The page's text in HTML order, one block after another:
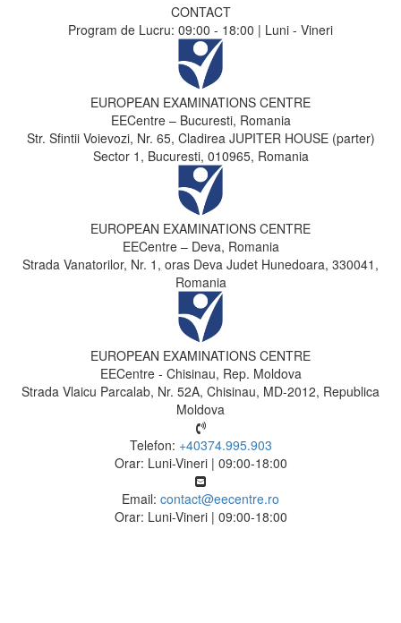
CONTACT
Program de Lucru: 09:00 - 18:00 | Luni - Vineri
EUROPEAN EXAMINATIONS CENTRE
EECentre – Bucuresti, Romania
Str. Sfintii Voievozi, Nr. 65, Cladirea JUPITER HOUSE (parter)
Sector 1, Bucuresti, 010965, Romania
EUROPEAN EXAMINATIONS CENTRE
EECentre – Deva, Romania
Strada Vanatorilor, Nr. 1, oras Deva Judet Hunedoara, 330041,
Romania
EUROPEAN EXAMINATIONS CENTRE
EECentre - Chisinau, Rep. Moldova
Strada Vlaicu Parcalab, Nr. 52A, Chisinau, MD-2012, Republica
Moldova
Telefon: +40374.995.903
Orar: Luni-Vineri | 09:00-18:00
Email: contact@eecentre.ro
Orar: Luni-Vineri | 09:00-18:00